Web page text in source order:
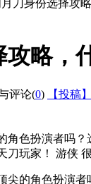
刀身份选择攻
略，
评论(0)
【投稿】
色扮演者吗
玩家！ 游侠
尖的角色扮演